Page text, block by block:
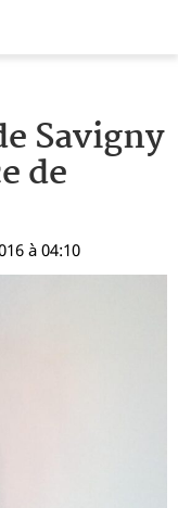
Savigny
de
à 04:10